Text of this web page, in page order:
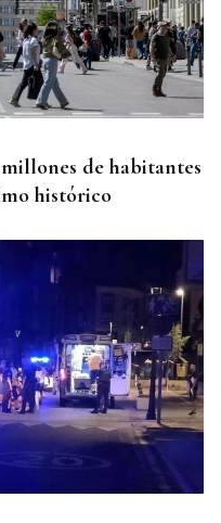
de habitantes
histórico